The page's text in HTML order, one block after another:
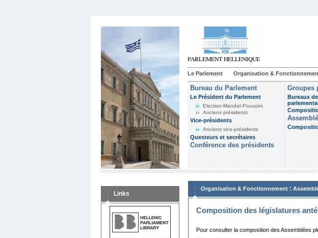
Le Parlement Organisation &
Bureau du Parlement
Le Président du Parlement
Election-Mandat-Pouvoirs
Anciens présidents
Vice-présidents
Anciens vice-présidents
Questeurs et secrétaires
Conférence des présidents
Groupes
Bureaux
Links
Organisation & Fonctionnement :
Composition des législatures
Pour consulter la composition des Assemblées